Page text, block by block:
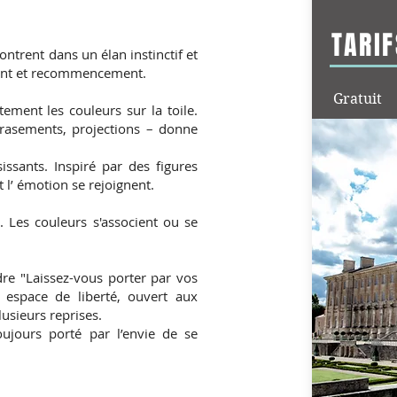
dans un élan instinctif et
et recommencement.
les couleurs sur la toile.
projections – donne
Inspiré par des figures
émotion se rejoignent.
couleurs s'associent ou se
"Laissez-vous porter par vos
de liberté, ouvert aux
reprises.
porté par l’envie de se
Gratuit